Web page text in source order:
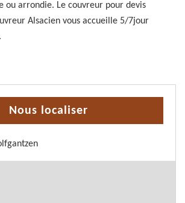
ou arrondie. Le couvreur pour devis
Alsacien vous accueille 5/7jour
Nous localiser